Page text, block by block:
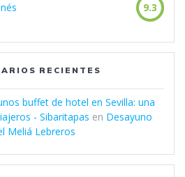
9.3
RECIENTES
buffet de hotel en Sevilla: una
- Sibaritapas en Desayuno
Meliá Lebreros